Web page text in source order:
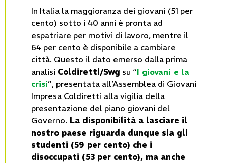
In Italia la maggioranza dei giovani (51 per
cento) sotto i 40 anni è pronta ad
espatriare per motivi di lavoro, mentre il
64 per cento è disponibile a cambiare
città. Questo il dato emerso dalla prima
analisi Coldiretti/Swg su “I giovani e la
crisi”, presentata all’Assemblea di Giovani
Impresa Coldiretti alla vigilia della
presentazione del piano giovani del
Governo. La disponibilità a lasciare il
nostro paese riguarda dunque sia gli
studenti (59 per cento) che i
disoccupati (53 per cento), ma anche